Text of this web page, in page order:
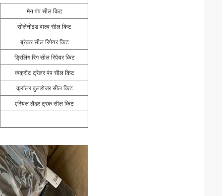
मेन पंप सील किट
सोलेनोइड वाल्व सील किट
ब्रेकर सील रिपेयर किट
ड्रिलिंग रिग सील रिपेयर किट
कंक्रीट ट्रेलर पंप सील किट
क्रॉलर बुलडोजर सील किट
एरियल लैडर ट्रक सील किट